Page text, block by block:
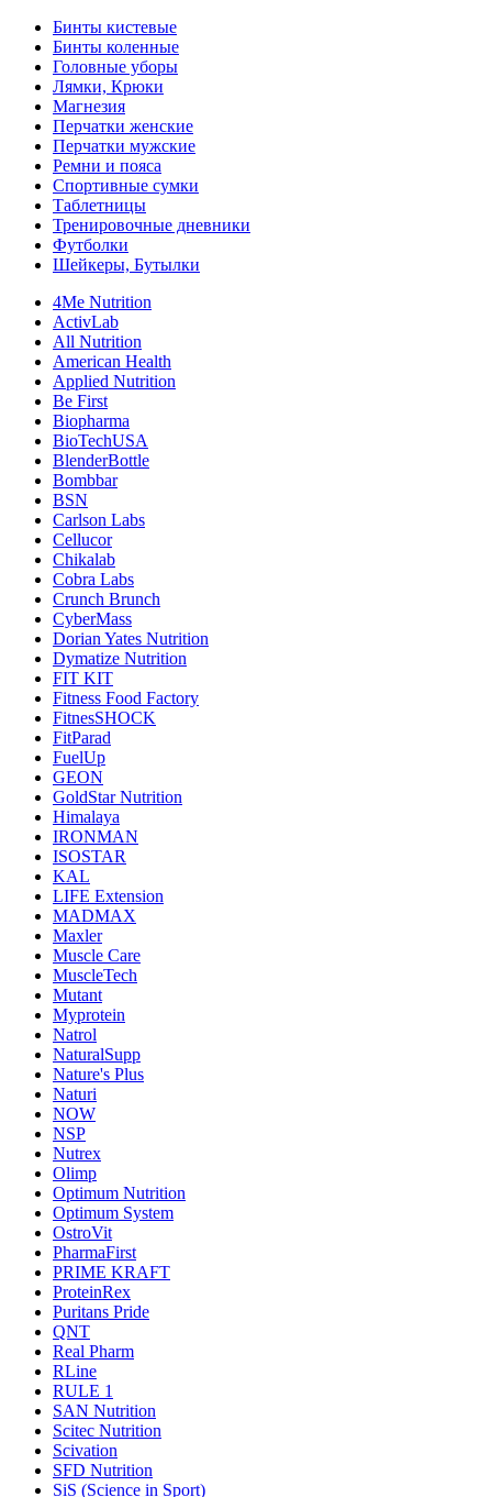
Бинты кистевые
Бинты коленные
Головные уборы
Лямки, Крюки
Магнезия
Перчатки женские
Перчатки мужские
Ремни и пояса
Спортивные сумки
Таблетницы
Тренировочные дневники
Футболки
Шейкеры, Бутылки
4Me Nutrition
ActivLab
All Nutrition
American Health
Applied Nutrition
Be First
Biopharma
BioTechUSA
BlenderBottle
Bombbar
BSN
Carlson Labs
Cellucor
Chikalab
Cobra Labs
Crunch Brunch
CyberMass
Dorian Yates Nutrition
Dymatize Nutrition
FIT KIT
Fitness Food Factory
FitnesSHOCK
FitParad
FuelUp
GEON
GoldStar Nutrition
Himalaya
IRONMAN
ISOSTAR
KAL
LIFE Extension
MADMAX
Maxler
Muscle Care
MuscleTech
Mutant
Myprotein
Natrol
NaturalSupp
Nature's Plus
Naturi
NOW
NSP
Nutrex
Olimp
Optimum Nutrition
Optimum System
OstroVit
PharmaFirst
PRIME KRAFT
ProteinRex
Puritans Pride
QNT
Real Pharm
RLine
RULE 1
SAN Nutrition
Scitec Nutrition
Scivation
SFD Nutrition
SiS (Science in Sport)